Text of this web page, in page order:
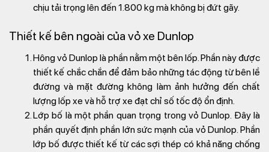
chịu tải trọng lên đến 1.800 kg mà không bị đứt gãy.
Thiết kế bên ngoài của vỏ xe Dunlop
Hông vỏ Dunlop là phần nằm một bên lốp. Phần này được
thiết kế chắc chắn để đảm bảo những tác động từ bên lề
đường và mặt đường không làm ảnh hưởng đến chất
lượng lốp xe và hỗ trợ xe đạt chỉ số tốc độ ổn định.
Lớp bố là một phần quan trọng trong vỏ Dunlop. Đây là
phần quyết định phần lớn sức mạnh của vỏ Dunlop. Phần
lớp bố được thiết kế từ các sợi thép có khả năng chống